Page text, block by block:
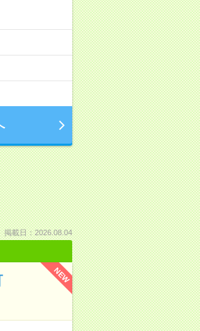
掲載日：2026.08.04
NEW